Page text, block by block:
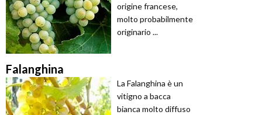
origine francese,
molto probabilmente
originario ...
Falanghina
La Falanghina è un
vitigno a bacca
bianca molto diffuso